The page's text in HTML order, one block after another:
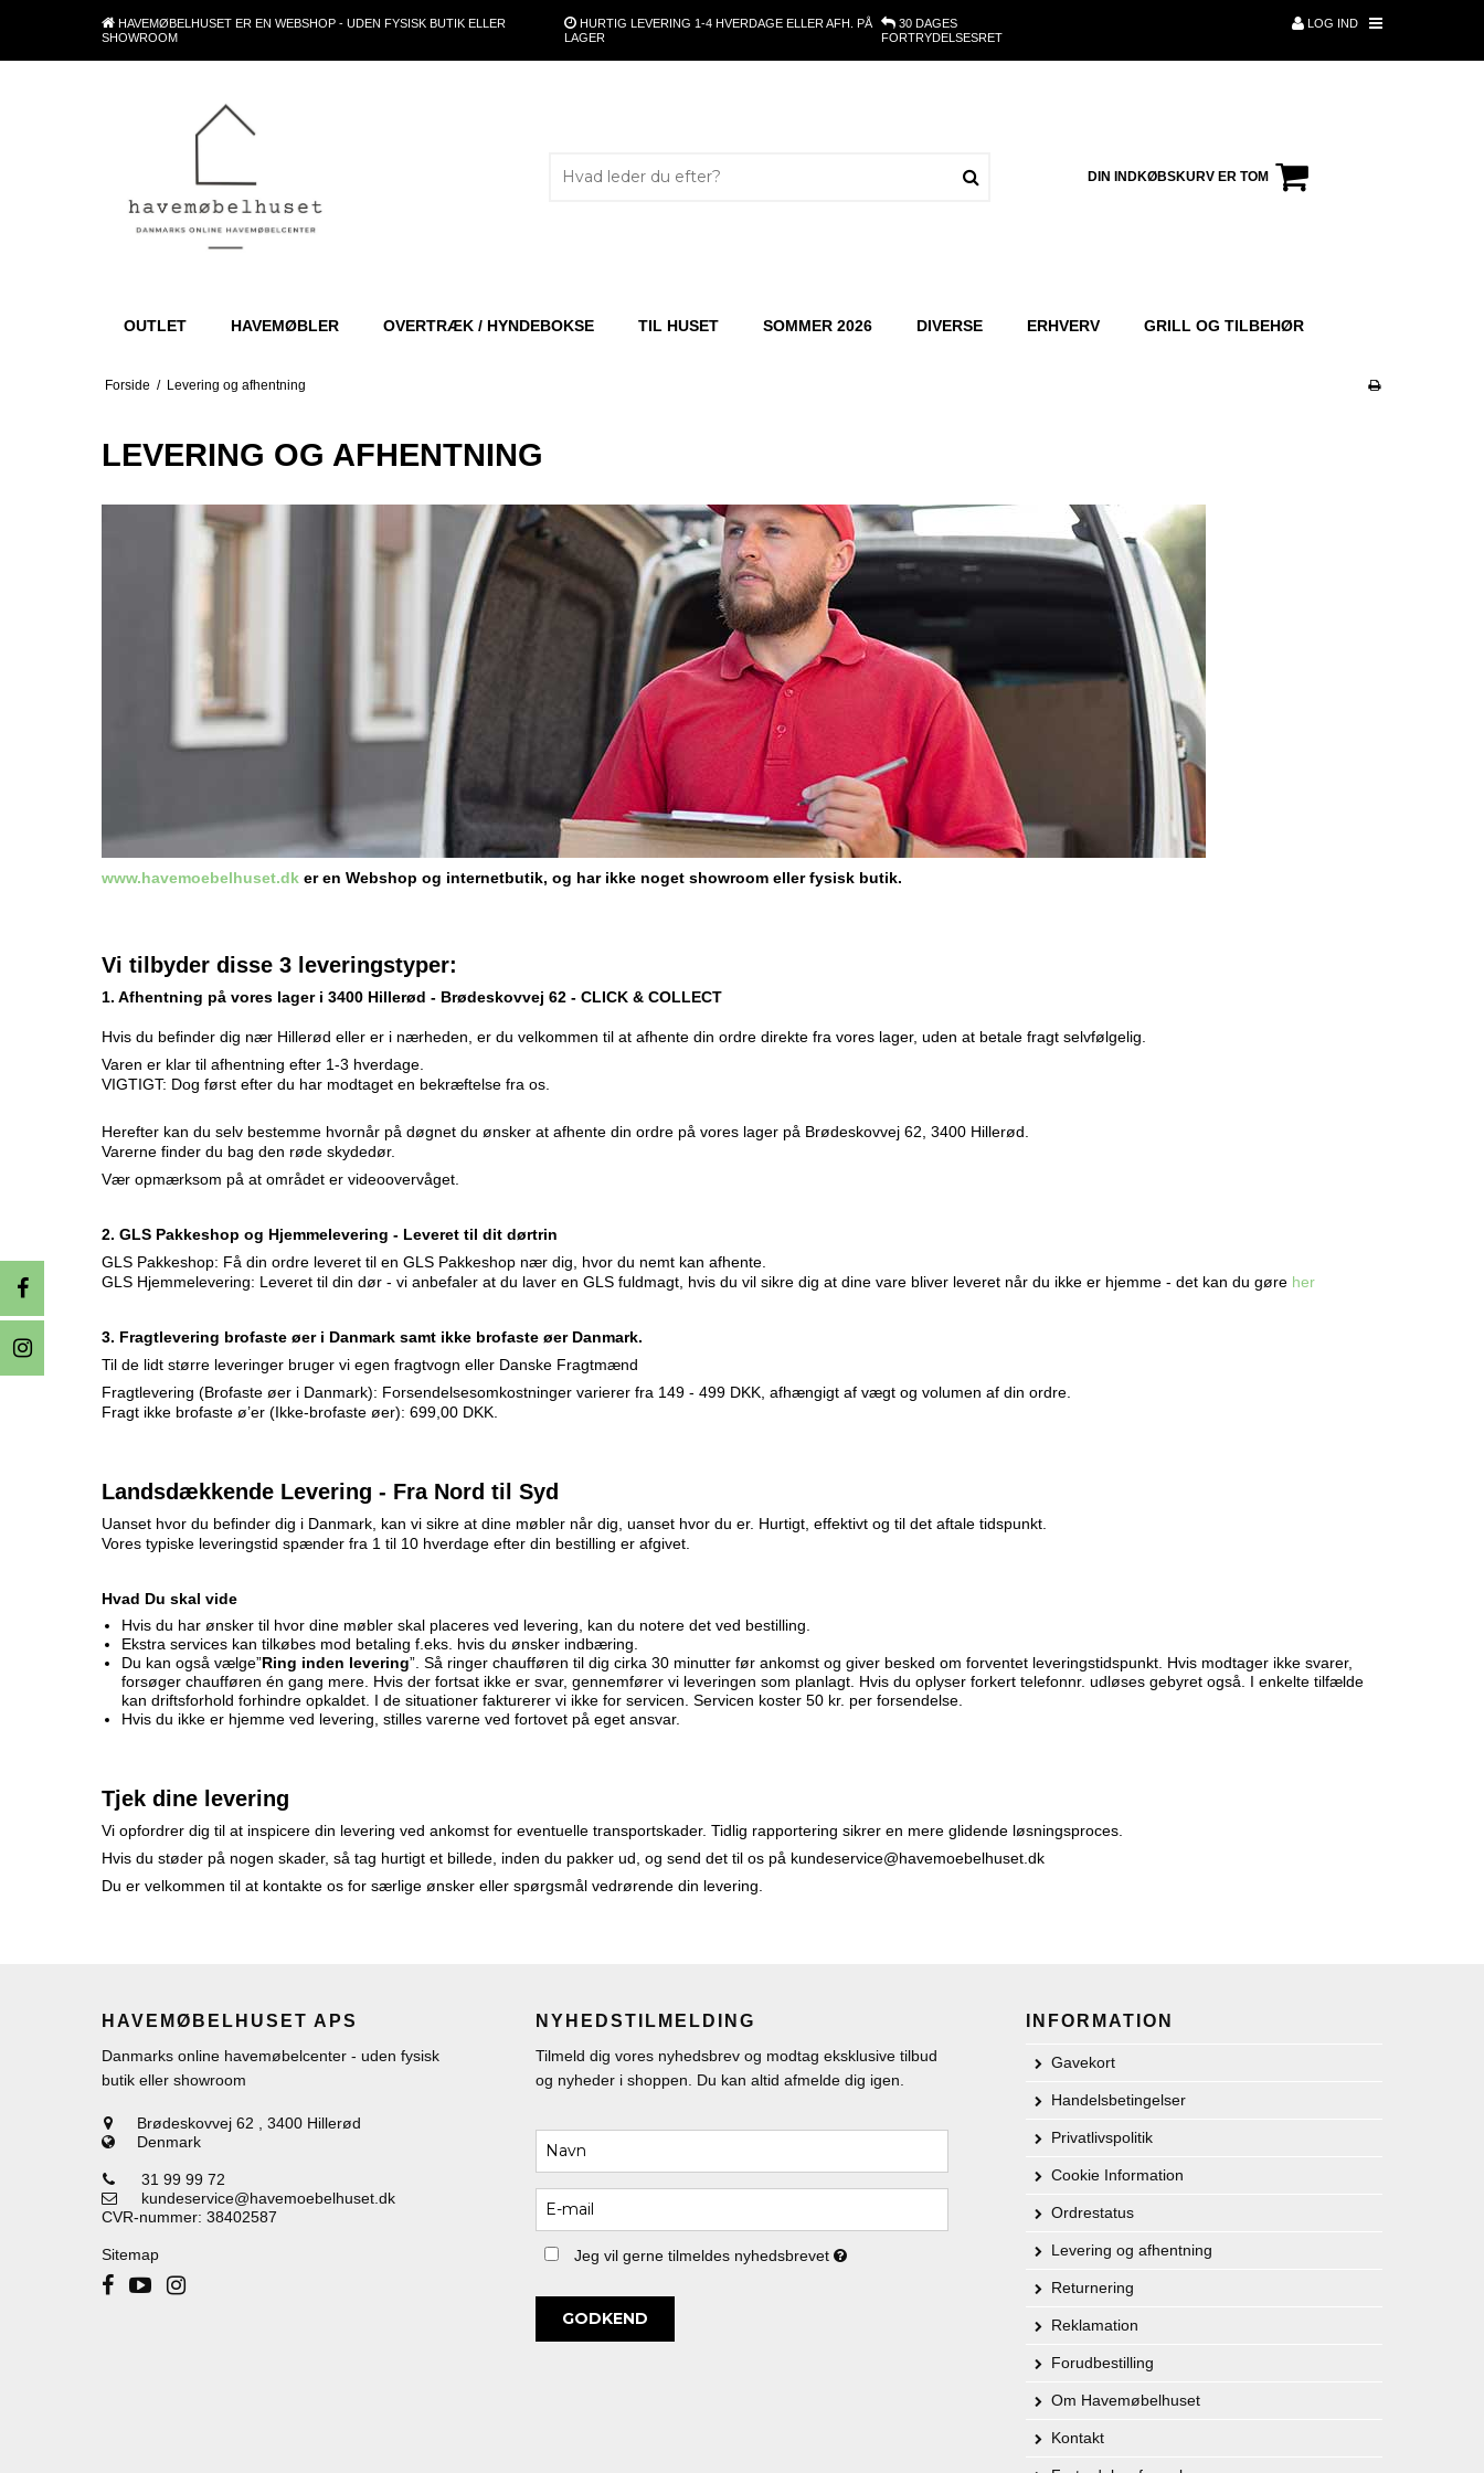
HAVEMØBELHUSET ER EN WEBSHOP - UDEN FYSISK BUTIK ELLER
SHOWROOM
HURTIG LEVERING 1-4 HVERDAGE ELLER AFH. PÅ
LAGER
30 DAGES
FORTRYDELSESRET
LOG IND
DIN INDKØBSKURV ER TOM
OUTLET HAVEMØBLER OVERTRÆK / HYNDEBOKSE TIL HUSET SOMMER 2026 DIVERSE ERHVERV GRILL OG TILBEHØR
Forside / Levering og afhentning
LEVERING OG AFHENTNING
www.havemoebelhuset.dk er en Webshop og internetbutik, og har ikke noget showroom eller fysisk butik.
Vi tilbyder disse 3 leveringstyper:
1. Afhentning på vores lager i 3400 Hillerød - Brødeskovvej 62 - CLICK & COLLECT
Hvis du befinder dig nær Hillerød eller er i nærheden, er du velkommen til at afhente din ordre direkte fra vores lager, uden at betale fragt selvfølgelig.
Varen er klar til afhentning efter 1-3 hverdage.
VIGTIGT: Dog først efter du har modtaget en bekræftelse fra os.
Herefter kan du selv bestemme hvornår på døgnet du ønsker at afhente din ordre på vores lager på Brødeskovvej 62, 3400 Hillerød.
Varerne finder du bag den røde skydedør.
Vær opmærksom på at området er videoovervåget.
2. GLS Pakkeshop og Hjemmelevering - Leveret til dit dørtrin
GLS Pakkeshop: Få din ordre leveret til en GLS Pakkeshop nær dig, hvor du nemt kan afhente.
GLS Hjemmelevering: Leveret til din dør - vi anbefaler at du laver en GLS fuldmagt, hvis du vil sikre dig at dine vare bliver leveret når du ikke er hjemme - det kan du gøre her
3. Fragtlevering brofaste øer i Danmark samt ikke brofaste øer Danmark.
Til de lidt større leveringer bruger vi egen fragtvogn eller Danske Fragtmænd
Fragtlevering (Brofaste øer i Danmark): Forsendelsesomkostninger varierer fra 149 - 499 DKK, afhængigt af vægt og volumen af din ordre.
Fragt ikke brofaste ø’er (Ikke-brofaste øer): 699,00 DKK.
Landsdækkende Levering - Fra Nord til Syd
Uanset hvor du befinder dig i Danmark, kan vi sikre at dine møbler når dig, uanset hvor du er. Hurtigt, effektivt og til det aftale tidspunkt.
Vores typiske leveringstid spænder fra 1 til 10 hverdage efter din bestilling er afgivet.
Hvad Du skal vide
Hvis du har ønsker til hvor dine møbler skal placeres ved levering, kan du notere det ved bestilling.
Ekstra services kan tilkøbes mod betaling f.eks. hvis du ønsker indbæring.
Du kan også vælge”Ring inden levering”. Så ringer chaufføren til dig cirka 30 minutter før ankomst og giver besked om forventet leveringstidspunkt. Hvis modtager ikke svarer,
forsøger chaufføren én gang mere. Hvis der fortsat ikke er svar, gennemfører vi leveringen som planlagt. Hvis du oplyser forkert telefonnr. udløses gebyret også. I enkelte tilfælde
kan driftsforhold forhindre opkaldet. I de situationer fakturerer vi ikke for servicen. Servicen koster 50 kr. per forsendelse.
Hvis du ikke er hjemme ved levering, stilles varerne ved fortovet på eget ansvar.
Tjek dine levering
Vi opfordrer dig til at inspicere din levering ved ankomst for eventuelle transportskader. Tidlig rapportering sikrer en mere glidende løsningsproces.
Hvis du støder på nogen skader, så tag hurtigt et billede, inden du pakker ud, og send det til os på kundeservice@havemoebelhuset.dk
Du er velkommen til at kontakte os for særlige ønsker eller spørgsmål vedrørende din levering.
HAVEMØBELHUSET APS
Danmarks online havemøbelcenter - uden fysisk
butik eller showroom
Brødeskovvej 62
3400 Hillerød
Denmark
31 99 99 72
kundeservice@havemoebelhuset.dk
CVR-nummer: 38402587
Sitemap
NYHEDSTILMELDING
Tilmeld dig vores nyhedsbrev og modtag eksklusive tilbud
og nyheder i shoppen. Du kan altid afmelde dig igen.
Jeg vil gerne tilmeldes nyhedsbrevet
GODKEND
INFORMATION
Gavekort
Handelsbetingelser
Privatlivspolitik
Cookie Information
Ordrestatus
Levering og afhentning
Returnering
Reklamation
Forudbestilling
Om Havemøbelhuset
Kontakt